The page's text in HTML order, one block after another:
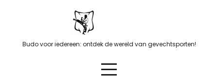
Budo voor iedereen: ontdek de wereld van gevechtsporten!